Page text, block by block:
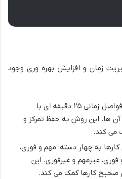
زمان و افزایش بهره وری وجود
کار در فواصل زمانی ۲۵ دقیقه ای با
ها. این روش به حفظ تمرکز و
می کند.
به چهار دسته: مهم و فوری،
غیرمهم و غیرفوری. این
صحیح کارها کمک می کند.